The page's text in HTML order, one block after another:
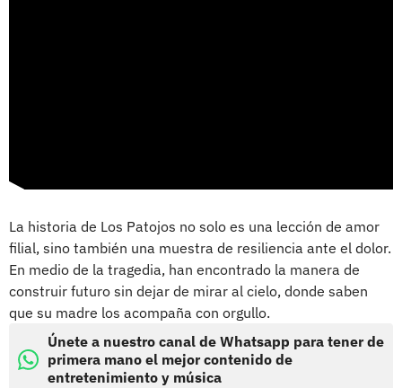
La historia de Los Patojos no solo es una lección de amor
filial, sino también una muestra de resiliencia ante el dolor.
En medio de la tragedia, han encontrado la manera de
construir futuro sin dejar de mirar al cielo, donde saben
que su madre los acompaña con orgullo.
Únete a nuestro canal de Whatsapp para tener de
primera mano el mejor contenido de
entretenimiento y música